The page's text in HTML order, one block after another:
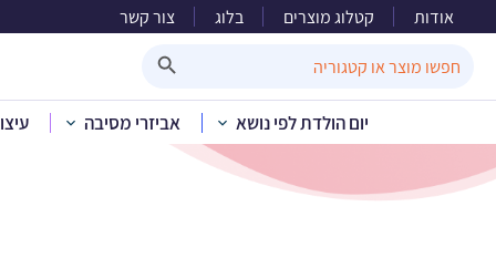
אודות קטלוג מוצרים בלוג צור קשר
for:
יום הולדת לפי נושא אביזרי מסיבה
בלוני
בית»קטלוג מוצרים »